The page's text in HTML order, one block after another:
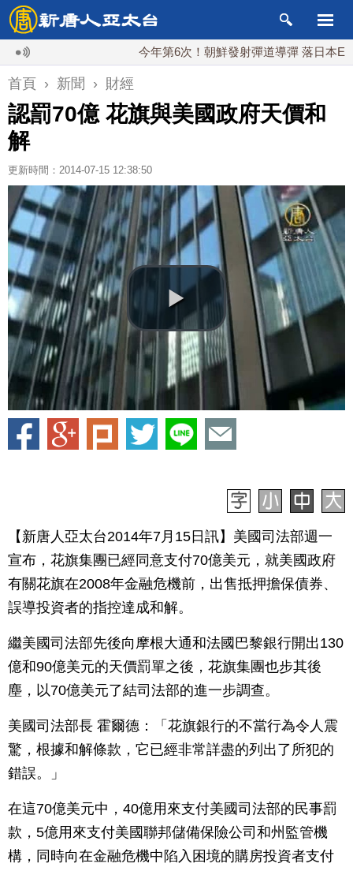
今年第6次！朝鮮發射彈道導彈 落日本EEZ外
首頁 › 新聞 › 財經
認罰70億 花旗與美國政府天價和
解
更新時間：2014-07-15 12:38:50
【新唐人亞太台2014年7月15日訊】美國司法部週一
宣布，花旗集團已經同意支付70億美元，就美國政府
有關花旗在2008年金融危機前，出售抵押擔保債券、
誤導投資者的指控達成和解。
繼美國司法部先後向摩根大通和法國巴黎銀行開出130
億和90億美元的天價罰單之後，花旗集團也步其後
塵，以70億美元了結司法部的進一步調查。
美國司法部長 霍爾德：「花旗銀行的不當行為令人震
驚，根據和解條款，它已經非常詳盡的列出了所犯的
錯誤。」
在這70億美元中，40億用來支付美國司法部的民事罰
款，5億用來支付美國聯邦儲備保險公司和州監管機
構，同時向在金融危機中陷入困境的購房投資者支付